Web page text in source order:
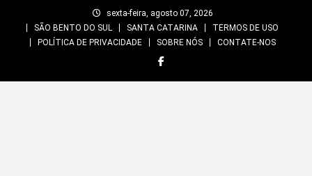
sexta-feira, agosto 07, 2026
SÃO BENTO DO SUL
SANTA CATARINA
TERMOS DE USO
POLÍTICA DE PRIVACIDADE
SOBRE NÓS CONTATE-NOS